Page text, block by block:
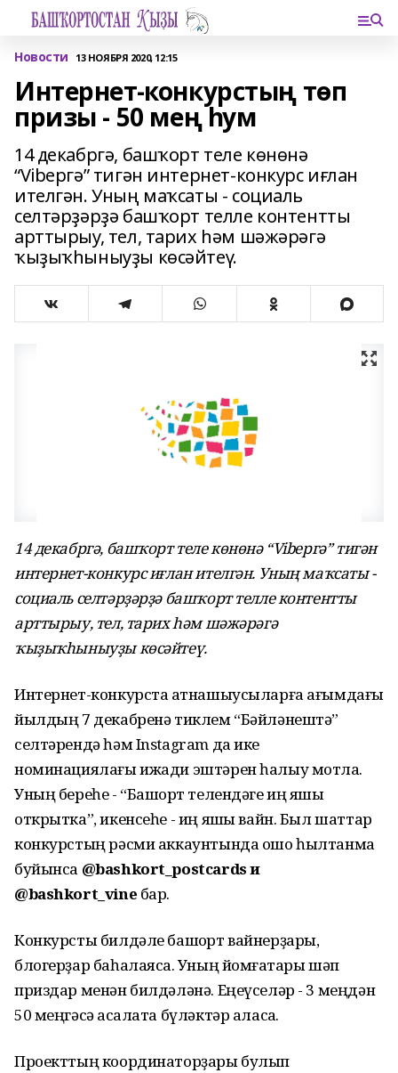
Новости 13 НОЯБРЯ 2020, 12:15
Интернет-конкурстың төп
призы - 50 мең һум
14 декабргә, башҡорт теле көнөнә
“Vibергә” тигән интернет-конкурс иғлан
ителгән. Уның маҡсаты - социаль
селтәрҙәрҙә башҡорт телле контентты
арттырыу, тел, тарих һәм шәжәрәгә
ҡыҙыҡһыныуҙы көсәйтеү.
14 декабргә, башҡорт теле көнөнә “Vibергә” тигән
интернет-конкурс иғлан ителгән. Уның маҡсаты -
социаль селтәрҙәрҙә башҡорт телле контентты
арттырыу, тел, тарих һәм шәжәрәгә
ҡыҙыҡһыныуҙы көсәйтеү.
Интернет-конкурста ҡатнашыусыларға ағымдағы
йылдың 7 декабренә тиклем “Бәйләнештә”
селтәрендә һәм Instagram да ике
номинациялағы ижади эштәрен һалыу мотлаҡ.
Уның береһе - “Башҡорт телендәге иң яҡшы
открытка”, икенсеһе - иң яҡшы вайн. Был шаттар
конкурстың рәсми аккаунтында ошо һылтанма
буйынса @bashkort_postcards и
@bashkort_vine бар.
Конкурсты билдәле башҡорт вайнерҙары,
блогерҙар баһалаясаҡ. Уның йомғаҡтары шәп
приздар менән билдәләнә. Еңеүселәр - 3 меңдән
50 меңгәсә аҡсалата бүләктәр аласаҡ.
Проекттың координаторҙары булып